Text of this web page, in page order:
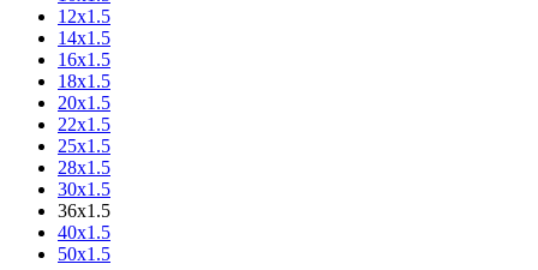
12x1.5
14x1.5
16x1.5
18x1.5
20x1.5
22x1.5
25x1.5
28x1.5
30x1.5
36x1.5
40x1.5
50x1.5